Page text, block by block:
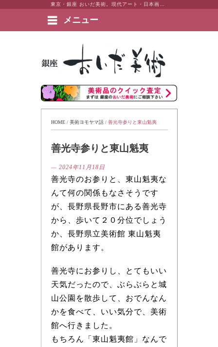
メニュー
絵画など美術品の販売と買取 | 東京・銀座 おいだ美術
HOME / 美術ヨモヤマ話 / 善光寺参りと東山魁夷
善光寺参りと東山魁夷
— 2024年11月18日
善光寺のお参りと、東山魁夷な
んて何の関係もなさそうです
が、長野県長野市にある善光寺
から、歩いて２０分位でしょう
か、長野県立美術館 東山魁夷
館があります。
善光寺にお参りし、とてもいい
天気だったので、ぶらぶらと城
山公園を散歩して、おでんなん
かを食べて、いい気分で、美術
館へ行きました。
もちろん「東山魁夷館」なんで